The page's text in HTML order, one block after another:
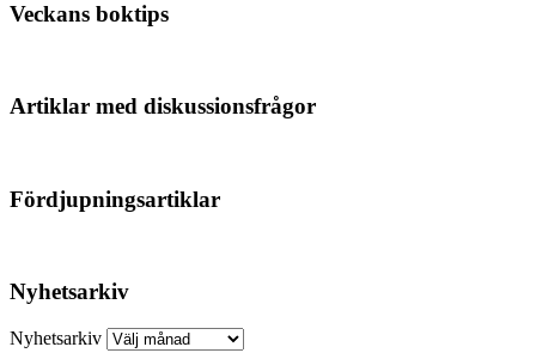
Veckans boktips
Artiklar med diskussionsfrågor
Fördjupningsartiklar
Nyhetsarkiv
Nyhetsarkiv